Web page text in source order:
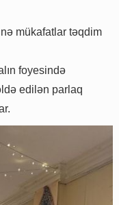
mükafatlar təqdim
foyesində
edilən parlaq